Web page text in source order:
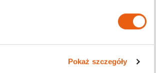
Pokaż szczegóły